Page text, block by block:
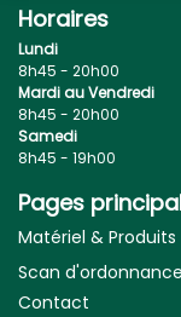
Horaires
Lundi
8h45 - 20h00
Mardi au Vendredi
8h45 - 20h00
Samedi
8h45 - 19h00
Pages
Matériel & Produits
Scan d'ordonnance
Contact